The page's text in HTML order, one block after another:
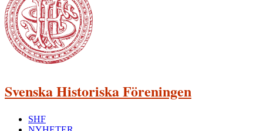
Svenska Historiska Föreningen
SHF